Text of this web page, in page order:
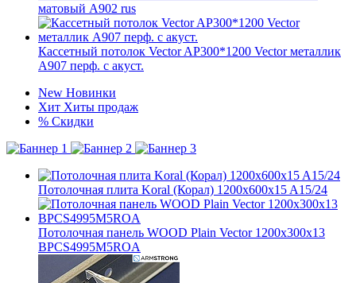
матовый А902 rus
Кассетный потолок Vector AP300*1200 Vector металлик
А907 перф. с акуст.
New Новинки
Хит Хиты продаж
% Скидки
Потолочная плита Koral (Корал) 1200x600x15 A15/24
Потолочная панель WOOD Plain Vector 1200x300x13
BPCS4995M5ROA